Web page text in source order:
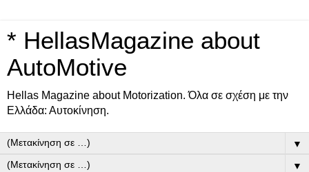
* HellasMagazine about
AutoMotive
Ηellas Μagazine about Motorization. Όλα σε σχέση με την
Ελλάδα: Αυτοκίνηση.
▼
▼